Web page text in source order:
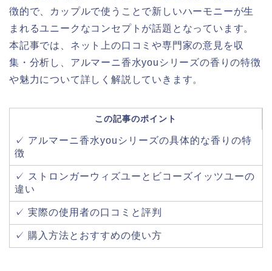
徴的で、カップルで使うことで新しいハーモニーが生
まれるユニークなコンセプトが話題となっています。
本記事では、ネット上の口コミや専門家の意見を収
集・分析し、アルマーニ香水youシリーズの香りの特徴
や魅力について詳しく解説していきます。
この記事のポイント
✓ アルマーニ香水youシリーズの具体的な香りの特
徴
✓ ストロンガーウィズユーとビコーズイッツユーの
違い
✓ 実際の使用者の口コミと評判
✓ 購入方法とおすすめの使い方